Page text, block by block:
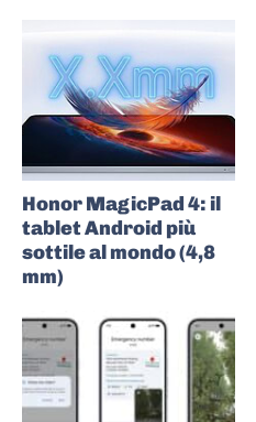
Honor MagicPad 4: il
tablet Android più
sottile al mondo (4,8
mm)